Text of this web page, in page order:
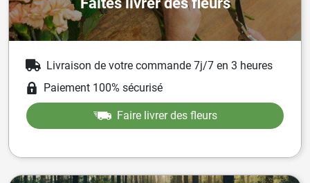
Livraison de votre commande 7j/7 en 3 heures
Paiement 100% sécurisé
Faire livrer des fleurs